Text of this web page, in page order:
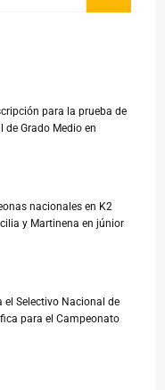
para la prueba de
de Grado Medio en
nacionales en K2
y Martinena en júnior
el Selectivo Nacional de
para el Campeonato